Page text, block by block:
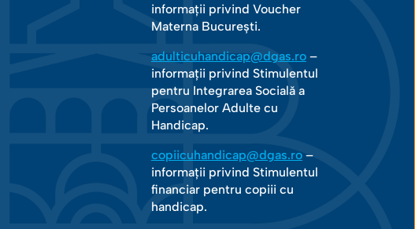
informații privind Voucher
Materna București.
adulticuhandicap@dgas.ro–
informații privind Stimulentul
pentru Integrarea Socială a
Persoanelor Adulte cu
Handicap.
copiicuhandicap@dgas.ro–
informații privind Stimulentul
financiar pentru copiii cu
handicap.